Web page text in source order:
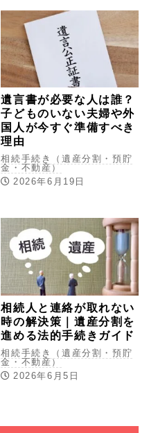
遺言書が必要な人は誰？
子どものいない夫婦や外
国人が今すぐ準備すべき
理由
相続手続き（遺産分割・預貯
金・不動産）
2026年6月19日
相続人と連絡が取れない
時の解決策｜遺産分割を
進める法的手続きガイド
相続手続き（遺産分割・預貯
金・不動産）
2026年6月5日